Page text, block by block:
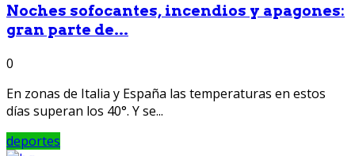
Noches sofocantes, incendios y apagones:
gran parte de...
0
En zonas de Italia y España las temperaturas en estos
días superan los 40°. Y se...
deportes